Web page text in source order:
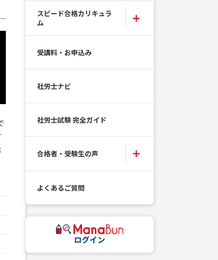
スピード合格カリキュラ
ム
受講料・お申込み
社労士ナビ
社労士試験 完全ガイド
合格者・受験生の声
よくあるご質問
ログイン